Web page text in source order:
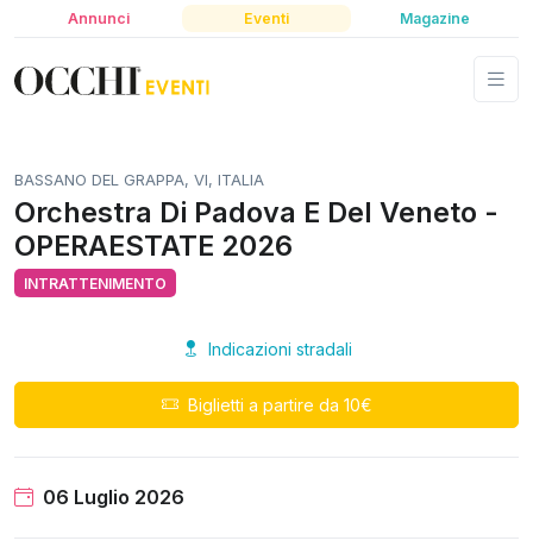
Annunci Eventi Magazine
BASSANO DEL GRAPPA, VI, ITALIA
Orchestra Di Padova E Del Veneto -
OPERAESTATE 2026
INTRATTENIMENTO
Indicazioni stradali
Biglietti a partire da 10€
06 Luglio 2026